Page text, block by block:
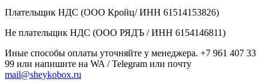
Плательщик НДС (ООО Кройц/ ИНН 61514153826)
Не плательщик НДС (ООО РЯДЪ / ИНН 6154146811)
Иные способы оплаты уточняйте у менеджера. +7 961 407 33
99 или напишите на WA / Telegram или почту
mail@sheykobox.ru